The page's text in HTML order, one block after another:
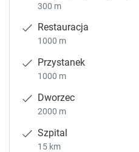
300 m
Restauracja
1000 m
Przystanek
1000 m
Dworzec
2000 m
Szpital
15 km